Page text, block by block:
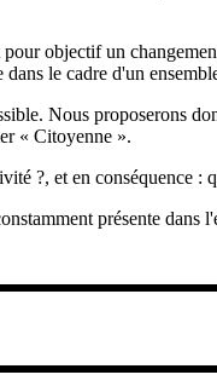
objectif un
le cadre d'un
Nous proposerons
« Citoyenne ».
?, et en conséquence :
présente dans